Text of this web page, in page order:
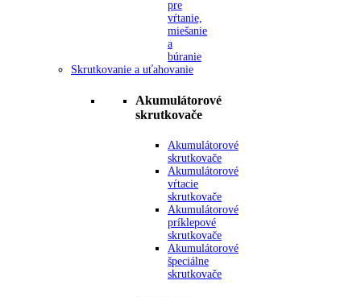
pre
vŕtanie,
miešanie
a
búranie
Skrutkovanie a uťahovanie
Akumulátorové
skrutkovače
Akumulátorové
skrutkovače
Akumulátorové
vŕtacie
skrutkovače
Akumulátorové
príklepové
skrutkovače
Akumulátorové
špeciálne
skrutkovače